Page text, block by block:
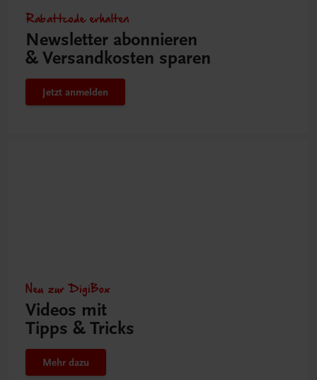
Rabattcode erhalten
Newsletter abonnieren
& Versandkosten sparen
Jetzt anmelden
Neu zur DigiBox
Videos mit
Tipps & Tricks
Mehr dazu